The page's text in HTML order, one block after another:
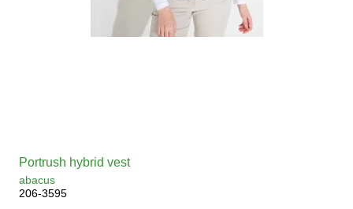
Portrush hybrid vest
abacus
206-3595